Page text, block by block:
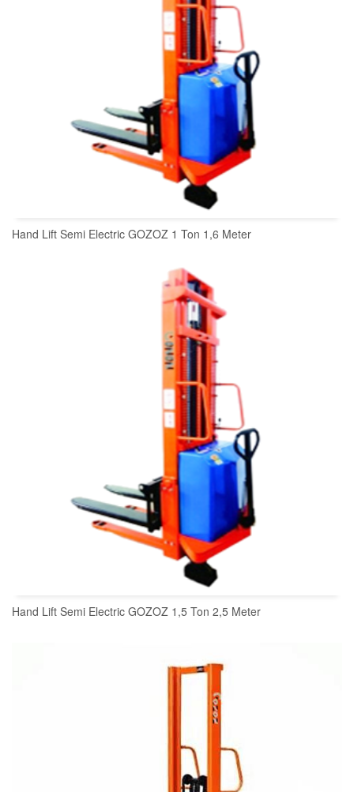
READ MORE
Hand Lift Semi Electric GOZOZ 1 Ton 1,6 Meter
READ MORE
Hand Lift Semi Electric GOZOZ 1,5 Ton 2,5 Meter